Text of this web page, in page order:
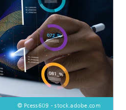
© Pcess609 - stock.adobe.com